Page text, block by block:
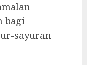
bagi
sayuran